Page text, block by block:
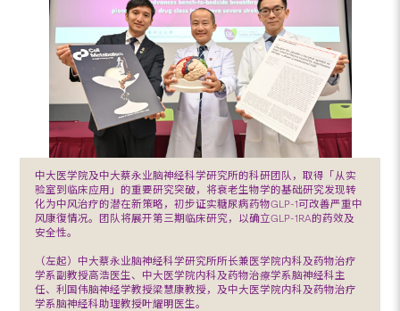
中大医学院及中大蔡永业脑神经科学研究所的科研团队，取得「从实
验室到临床应用」的重要研究突破，将衰老生物学的基础研究发现转
化为中风治疗的潜在新策略，初步证实糖尿病药物GLP-1可改善严重中
风康復情况。团队将展开第三期临床研究，以确立GLP-1RA的药效及
安全性。
（左起）中大蔡永业脑神经科学研究所所长兼医学院内科及药物治疗
学系副教授高浩医生、中大医学院内科及药物治療学系脑神经科主
任、利国伟脑神经学教授梁慧康教授，及中大医学院内科及药物治疗
学系脑神经科助理教授叶耀明医生。